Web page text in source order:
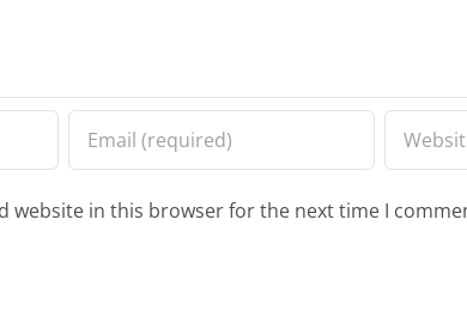
website in this browser for the next time I